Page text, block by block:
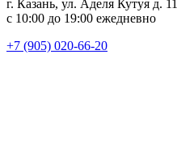
г. Казань, ул. Аделя Кутуя д.
с 10:00 до 19:00 ежедневно
+7 (905) 020-66-20